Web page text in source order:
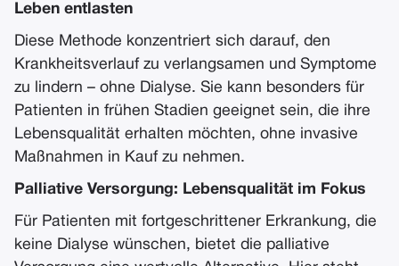
Leben entlasten
Diese Methode konzentriert sich darauf, den
Krankheitsverlauf zu verlangsamen und Symptome
zu lindern – ohne Dialyse. Sie kann besonders für
Patienten in frühen Stadien geeignet sein, die ihre
Lebensqualität erhalten möchten, ohne invasive
Maßnahmen in Kauf zu nehmen.
Palliative Versorgung: Lebensqualität im Fokus
Für Patienten mit fortgeschrittener Erkrankung, die
keine Dialyse wünschen, bietet die palliative